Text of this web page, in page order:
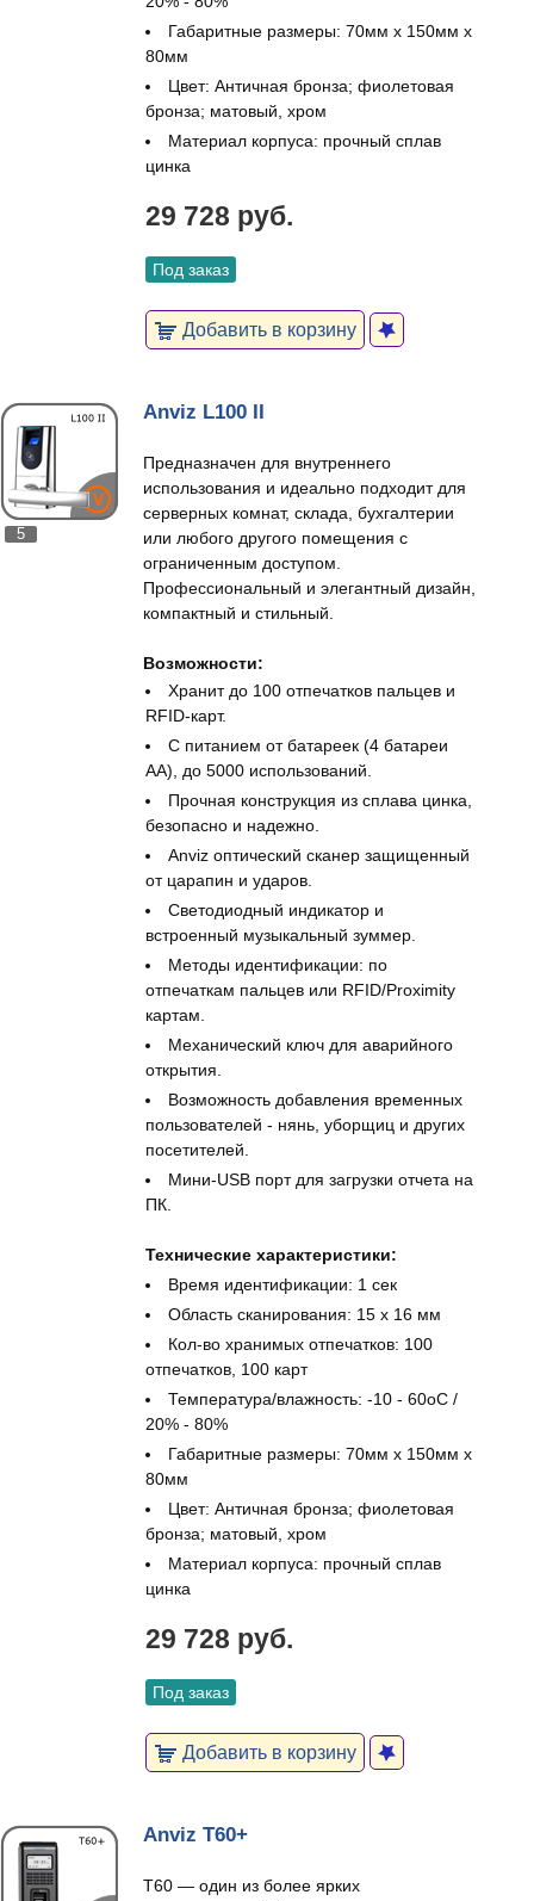
Габаритные размеры: 70мм x 150мм x
80мм
Цвет: Античная бронза; фиолетовая
бронза; матовый, хром
Материал корпуса: прочный сплав
цинка
29 728 руб.
Под заказ
Добавить в корзину
5
Anviz L100 II
Предназначен для внутреннего
использования и идеально подходит для
серверных комнат, склада, бухгалтерии
или любого другого помещения с
ограниченным доступом.
Профессиональный и элегантный дизайн,
компактный и стильный.
Возможности:
Хранит до 100 отпечатков пальцев и
RFID-карт.
С питанием от батареек (4 батареи
АА), до 5000 использований.
Прочная конструкция из сплава цинка,
безопасно и надежно.
Anviz оптический сканер защищенный
от царапин и ударов.
Светодиодный индикатор и
встроенный музыкальный зуммер.
Методы идентификации: по
отпечаткам пальцев или RFID/Proximity
картам.
Механический ключ для аварийного
открытия.
Возможность добавления временных
пользователей - нянь, уборщиц и других
посетителей.
Мини-USB порт для загрузки отчета на
ПК.
Технические характеристики:
Время идентификации: 1 сек
Область сканирования: 15 x 16 мм
Кол-во хранимых отпечатков: 100
отпечатков, 100 карт
Температура/влажность: -10 - 60оС /
20% - 80%
Габаритные размеры: 70мм x 150мм x
80мм
Цвет: Античная бронза; фиолетовая
бронза; матовый, хром
Материал корпуса: прочный сплав
цинка
29 728 руб.
Под заказ
Добавить в корзину
Anviz T60+
T60 — один из более ярких